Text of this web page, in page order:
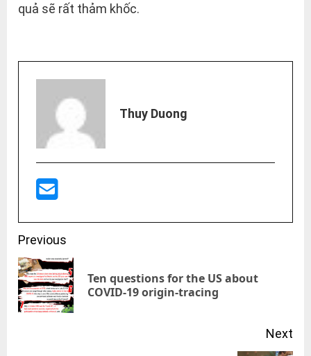
quả sẽ rất thảm khốc.
Thuy Duong
Post
navigation
Previous
Ten questions for the US about
COVID-19 origin-tracing
Next